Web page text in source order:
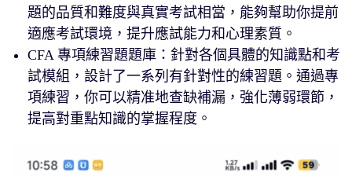
題的品質和難度與真實考試相當，能夠幫助你提前
適應考試環境，提升應試能力和心理素質。
CFA 專項練習題題庫：針對各個具體的知識點和考
試模組，設計了一系列有針對性的練習題。通過專
項練習，你可以精准地查缺補漏，強化薄弱環節，
提高對重點知識的掌握程度。